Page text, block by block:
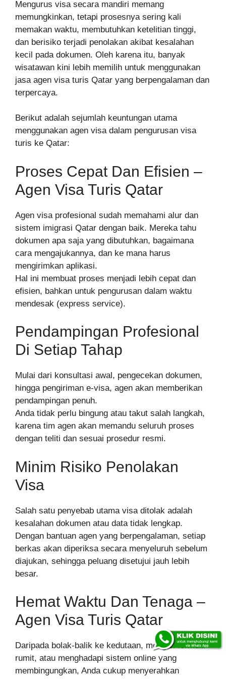
Mengurus visa secara mandiri memang
memungkinkan, tetapi prosesnya sering kali
memakan waktu, membutuhkan ketelitian tinggi,
dan berisiko terjadi penolakan akibat kesalahan
kecil pada dokumen. Oleh karena itu, banyak
wisatawan kini lebih memilih untuk menggunakan
jasa agen visa turis Qatar yang berpengalaman dan
terpercaya.
Berikut adalah sejumlah keuntungan utama
menggunakan agen visa dalam pengurusan visa
turis ke Qatar:
Proses Cepat Dan Efisien –
Agen Visa Turis Qatar
Agen visa profesional sudah memahami alur dan
sistem imigrasi Qatar dengan baik. Mereka tahu
dokumen apa saja yang dibutuhkan, bagaimana
cara mengajukannya, dan ke mana harus
mengirimkan aplikasi.
Hal ini membuat proses menjadi lebih cepat dan
efisien, bahkan untuk pengurusan dalam waktu
mendesak (express service).
Pendampingan Profesional
Di Setiap Tahap
Mulai dari konsultasi awal, pengecekan dokumen,
hingga pengiriman e-visa, agen akan memberikan
pendampingan penuh.
Anda tidak perlu bingung atau takut salah langkah,
karena tim agen akan memandu seluruh proses
dengan teliti dan sesuai prosedur resmi.
Minim Risiko Penolakan
Visa
Salah satu penyebab utama visa ditolak adalah
kesalahan dokumen atau data tidak lengkap.
Dengan bantuan agen yang berpengalaman, setiap
berkas akan diperiksa secara menyeluruh sebelum
diajukan, sehingga peluang disetujui jauh lebih
besar.
Hemat Waktu Dan Tenaga –
Agen Visa Turis Qatar
Daripada bolak-balik ke kedutaan, mengisi formulir
rumit, atau menghadapi sistem online yang
membingungkan, Anda cukup menyerahkan